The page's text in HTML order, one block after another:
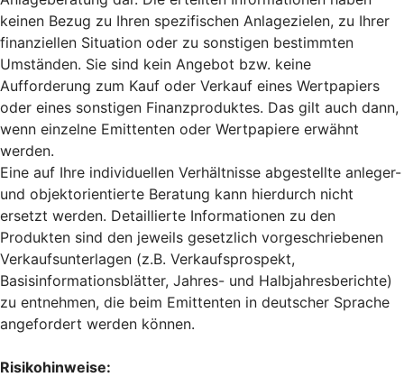
keinen Bezug zu Ihren spezifischen Anlagezielen, zu Ihrer
finanziellen Situation oder zu sonstigen bestimmten
Umständen. Sie sind kein Angebot bzw. keine
Aufforderung zum Kauf oder Verkauf eines Wertpapiers
oder eines sonstigen Finanzproduktes. Das gilt auch dann,
wenn einzelne Emittenten oder Wertpapiere erwähnt
werden.
Eine auf Ihre individuellen Verhältnisse abgestellte anleger-
und objektorientierte Beratung kann hierdurch nicht
ersetzt werden. Detaillierte Informationen zu den
Produkten sind den jeweils gesetzlich vorgeschriebenen
Verkaufsunterlagen (z.B. Verkaufsprospekt,
Basisinformationsblätter, Jahres- und Halbjahresberichte)
zu entnehmen, die beim Emittenten in deutscher Sprache
angefordert werden können.
Risikohinweise: